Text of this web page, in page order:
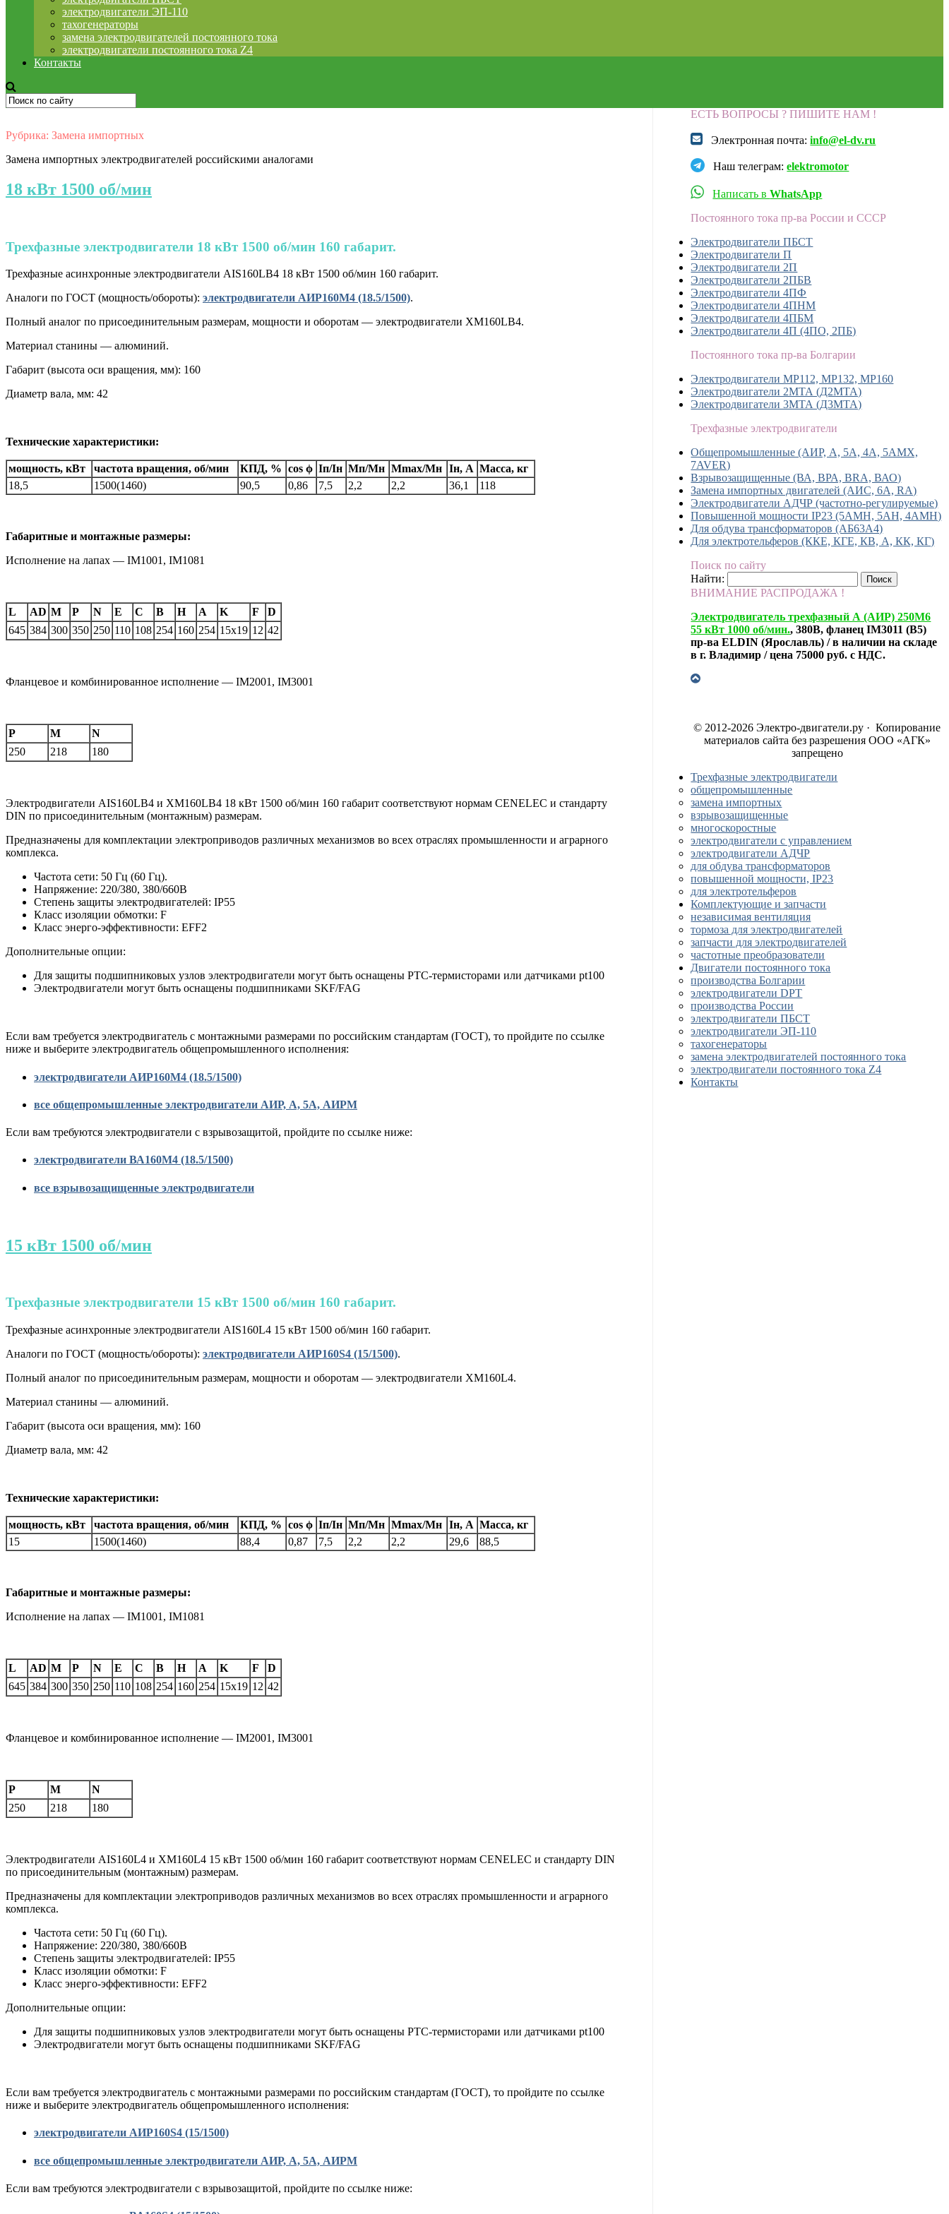
электродвигатели ЭП-110
тахогенераторы
замена электродвигателей постоянного тока
электродвигатели постоянного тока Z4
Контакты
Рубрика: Замена импортных
Замена импортных электродвигателей российскими аналогами
18 кВт 1500 об/мин
Трехфазные электродвигатели 18 кВт 1500 об/мин 160 габарит.
Трехфазные асинхронные электродвигатели AIS160LB4 18 кВт 1500 об/мин 160 габарит.
Аналоги по ГОСТ (мощность/обороты): электродвигатели АИР160M4 (18.5/1500).
Полный аналог по присоединительным размерам, мощности и оборотам — электродвигатели XM160LB4.
Материал станины — алюминий.
Габарит (высота оси вращения, мм): 160
Диаметр вала, мм: 42
Технические характеристики:
мощность, кВт частота вращения, об/мин КПД, % cos ϕ Iп/Iн Мп/Мн Мmax/Mн Iн, А Масса, кг
18,5
1500(1460) 90,5 0,86 7,5 2,2 2,2 36,1 118
Габаритные и монтажные размеры:
Исполнение на лапах — IM1001, IM1081
L AD M P N E C B H A K F
D
645 384 300 350 250 110 108 254 160 254 15х19 12 42
Фланцевое и комбинированное исполнение — IM2001, IM3001
P M
N
250
218 180
Электродвигатели AIS160LB4 и XM160LB4 18 кВт 1500 об/мин 160 габарит соответствуют нормам CENELEC и стандарту
DIN по присоединительным (монтажным) размерам.
Предназначены для комплектации электроприводов различных механизмов во всех отраслях промышленности и аграрного
комплекса.
Частота сети: 50 Гц (60 Гц).
Напряжение: 220/380, 380/660В
Степень защиты электродвигателей: IP55
Класс изоляции обмотки: F
Класс энерго-эффективности: EFF2
Дополнительные опции:
Для защиты подшипниковых узлов электродвигатели могут быть оснащены РТС-термисторами или датчиками pt100
Электродвигатели могут быть оснащены подшипниками SKF/FAG
Если вам требуется электродвигатель с монтажными размерами по российским стандартам (ГОСТ), то пройдите по ссылке
ниже и выберите электродвигатель общепромышленного исполнения:
электродвигатели АИР160M4 (18.5/1500)
все общепромышленные электродвигатели АИР, А, 5А, АИРМ
Если вам требуются электродвигатели с взрывозащитой, пройдите по ссылке ниже:
электродвигатели ВА160M4 (18.5/1500)
все взрывозащищенные электродвигатели
15 кВт 1500 об/мин
Трехфазные электродвигатели 15 кВт 1500 об/мин 160 габарит.
Трехфазные асинхронные электродвигатели AIS160L4 15 кВт 1500 об/мин 160 габарит.
Аналоги по ГОСТ (мощность/обороты): электродвигатели АИР160S4 (15/1500).
Полный аналог по присоединительным размерам, мощности и оборотам — электродвигатели XM160L4.
Материал станины — алюминий.
Габарит (высота оси вращения, мм): 160
Диаметр вала, мм: 42
Технические характеристики:
мощность, кВт частота вращения, об/мин КПД, % cos ϕ Iп/Iн Мп/Мн Мmax/Mн Iн, А Масса, кг
15
1500(1460) 88,4 0,87 7,5 2,2 2,2 29,6 88,5
Габаритные и монтажные размеры:
Исполнение на лапах — IM1001, IM1081
L AD M P N E C B H A K F
D
645 384 300 350 250 110 108 254 160 254 15х19 12 42
Фланцевое и комбинированное исполнение — IM2001, IM3001
P M
N
250
218 180
Электродвигатели AIS160L4 и XM160L4 15 кВт 1500 об/мин 160 габарит соответствуют нормам CENELEC и стандарту DIN
по присоединительным (монтажным) размерам.
Предназначены для комплектации электроприводов различных механизмов во всех отраслях промышленности и аграрного
комплекса.
Частота сети: 50 Гц (60 Гц).
Напряжение: 220/380, 380/660В
Степень защиты электродвигателей: IP55
Класс изоляции обмотки: F
Класс энерго-эффективности: EFF2
Дополнительные опции:
Для защиты подшипниковых узлов электродвигатели могут быть оснащены РТС-термисторами или датчиками pt100
Электродвигатели могут быть оснащены подшипниками SKF/FAG
Если вам требуется электродвигатель с монтажными размерами по российским стандартам (ГОСТ), то пройдите по ссылке
ниже и выберите электродвигатель общепромышленного исполнения:
электродвигатели АИР160S4 (15/1500)
все общепромышленные электродвигатели АИР, А, 5А, АИРМ
Если вам требуются электродвигатели с взрывозащитой, пройдите по ссылке ниже:
ЕСТЬ ВОПРОСЫ ? ПИШИТЕ НАМ !
Электронная почта:info@el-dv.ru
Наш телеграм:elektromotor
Написать вWhatsApp
Постоянного тока пр-ва России и СССР
Электродвигатели ПБСТ
Электродвигатели П
Электродвигатели 2П
Электродвигатели 2ПБВ
Электродвигатели 4ПФ
Электродвигатели 4ПНМ
Электродвигатели 4ПБМ
Электродвигатели 4П (4ПО, 2ПБ)
Постоянного тока пр-ва Болгарии
Электродвигатели MP112, МР132, MP160
Электродвигатели 2МТА (Д2МТА)
Электродвигатели 3МТА (Д3МТА)
Трехфазные электродвигатели
Общепромышленные (АИР, А, 5А, 4А, 5АМХ,
7AVER)
Взрывозащищенные (ВА, ВРА, BRA, ВАО)
Замена импортных двигателей (АИС, 6А, RA)
Электродвигатели АДЧР (частотно-регулируемые)
Повышенной мощности IP23 (5АМН, 5АН, 4АМН)
Для обдува трансформаторов (АБ63А4)
Для электротельферов (ККЕ, КГЕ, КВ, А, КК, КГ)
Поиск по сайту
Найти:
ВНИМАНИЕ РАСПРОДАЖА !
Электродвигатель трехфазный А (АИР) 250М6
55 кВт 1000 об/мин., 380В, фланец IM3011 (B5)
пр-ва ELDIN (Ярославль) / в наличии на складе
в г. Владимир / цена 75000 руб. с НДС.
© 2012-2026 Электро-двигатели.ру · Копирование
материалов сайта без разрешения ООО «АГК»
запрещено
Трехфазные электродвигатели
общепромышленные
замена импортных
взрывозащищенные
многоскоростные
электродвигатели с управлением
электродвигатели АДЧР
для обдува трансформаторов
повышенной мощности, IP23
для электротельферов
Комплектующие и запчасти
независимая вентиляция
тормоза для электродвигателей
запчасти для электродвигателей
частотные преобразователи
Двигатели постоянного тока
производства Болгарии
электродвигатели DPT
производства России
электродвигатели ПБСТ
электродвигатели ЭП-110
тахогенераторы
замена электродвигателей постоянного тока
электродвигатели постоянного тока Z4
Контакты